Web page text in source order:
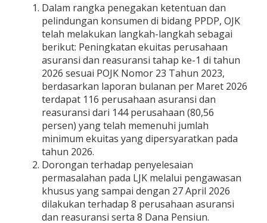
Dalam rangka penegakan ketentuan dan
pelindungan konsumen di bidang PPDP, OJK
telah melakukan langkah-langkah sebagai
berikut: Peningkatan ekuitas perusahaan
asuransi dan reasuransi tahap ke-1 di tahun
2026 sesuai POJK Nomor 23 Tahun 2023,
berdasarkan laporan bulanan per Maret 2026
terdapat 116 perusahaan asuransi dan
reasuransi dari 144 perusahaan (80,56
persen) yang telah memenuhi jumlah
minimum ekuitas yang dipersyaratkan pada
tahun 2026.
Dorongan terhadap penyelesaian
permasalahan pada LJK melalui pengawasan
khusus yang sampai dengan 27 April 2026
dilakukan terhadap 8 perusahaan asuransi
dan reasuransi serta 8 Dana Pensiun.